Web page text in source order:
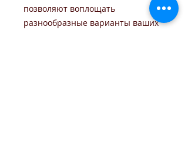
позволяют воплощать
разнообразные варианты ваших